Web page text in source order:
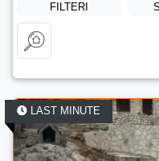
FILTERI
LAST MINUTE